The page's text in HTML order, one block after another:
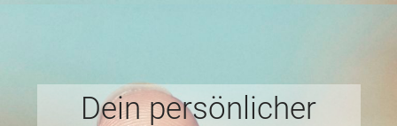
Dein persönlicher